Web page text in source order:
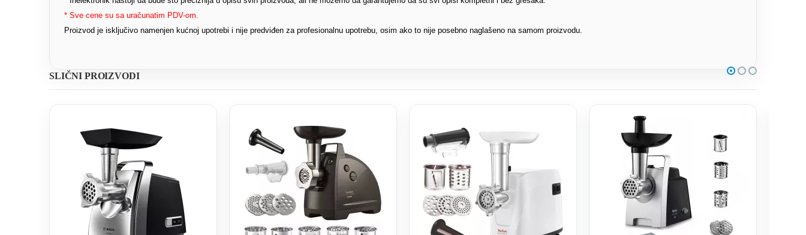
* Sve cene su sa uračunatim PDV-om.
Proizvod je isključivo namenjen kućnoj upotrebi i nije predviđen za profesionalnu upotrebu, osim ako to nije posebno naglašeno na samom proizvodu.
SLIČNI PROIZVODI